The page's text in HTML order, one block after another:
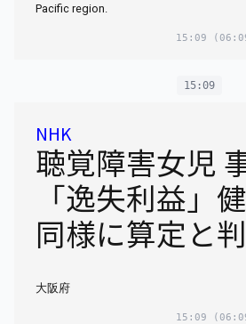
Pacific region.
15:09
15:09
NHK
聴覚障害女児
「逸失利益」
同様に算定と
大阪府
15:09